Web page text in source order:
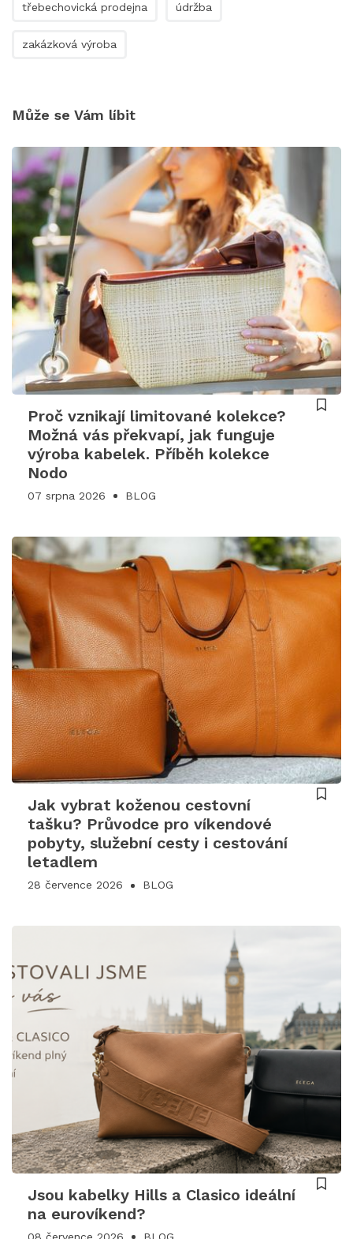
třebechovická prodejna údržba
zakázková výroba
Může se Vám líbit
Proč vznikají limitované kolekce?
Možná vás překvapí, jak funguje
výroba kabelek. Příběh kolekce
Nodo
07 srpna 2026 BLOG
Jak vybrat koženou cestovní
tašku? Průvodce pro víkendové
pobyty, služební cesty i cestování
letadlem
28 července 2026 BLOG
Jsou kabelky Hills a Clasico ideální
na eurovíkend?
08 července 2026 BLOG